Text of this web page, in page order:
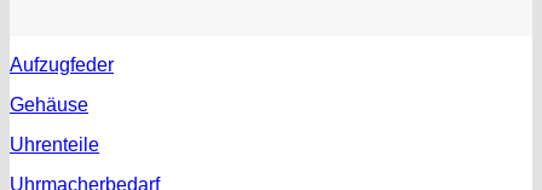
Aufzugfeder
Gehäuse
Uhrenteile
Uhrmacherbedarf